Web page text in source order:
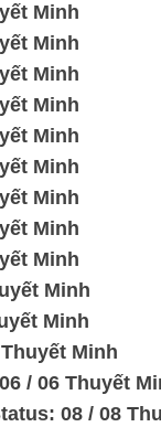
Minh
Minh
Minh
Minh
Minh
Minh
Minh
Minh
Minh
Minh
Minh
Minh
/ 06 Thuyết
08 / 08